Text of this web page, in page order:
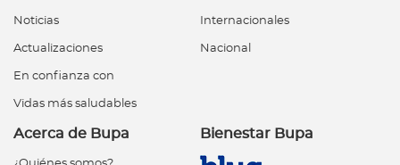
Noticias
Actualizaciones
En confianza con
Vidas más saludables
Internacionales
Nacional
Acerca de Bupa Bienestar Bupa